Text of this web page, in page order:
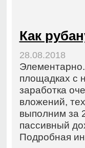
Как
28.08.2018
площадках с
заработка
вложений,
выполним за
пассивный
Подробная